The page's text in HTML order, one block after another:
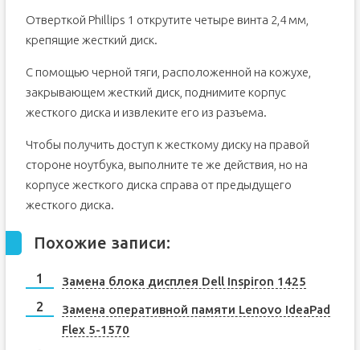
Отверткой Phillips 1 открутите четыре винта 2,4 мм,
крепящие жесткий диск.
С помощью черной тяги, расположенной на кожухе,
закрывающем жесткий диск, поднимите корпус
жесткого диска и извлеките его из разъема.
Чтобы получить доступ к жесткому диску на правой
стороне ноутбука, выполните те же действия, но на
корпусе жесткого диска справа от предыдущего
жесткого диска.
Похожие записи:
Замена блока дисплея Dell Inspiron 1425
Замена оперативной памяти Lenovo IdeaPad
Flex 5-1570